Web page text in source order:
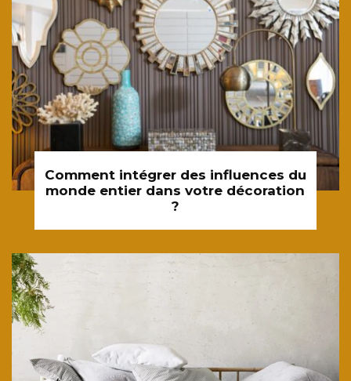
Comment intégrer des influences du
monde entier dans votre décoration
?